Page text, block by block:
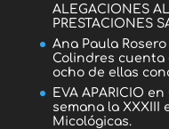
ALEGACIONES
PRESTACIONES
Ana Paula Rosero
Colindres cuenta
ocho de ellas
EVA APARICIO en
semana la
Micológicas.